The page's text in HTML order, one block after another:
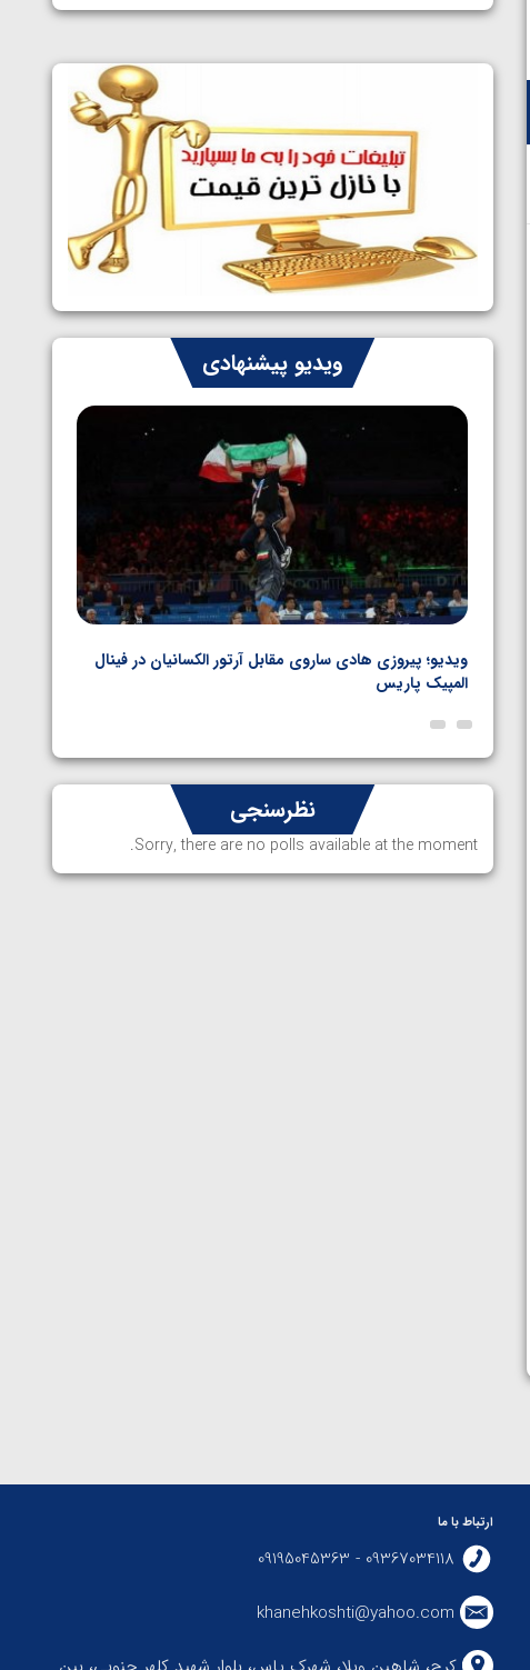
نمایندگان ایران مشخص شدند
سوم برای ایران
1405/05/07
ایران چشم به راه چهار مدال در پنج وزن
دوم کشتی فرنگی نوجوانان جهان
1405/05/06
ویدیو پیشنهادی
ویدیو؛ پیروزی هادی ساروی مقابل آرتور الکسانیان در فینال
المپیک پاریس
نظرسنجی
Sorry, there are no polls available at the moment.
ارتباط با ما
09367034118 - 09195045363
khanehkoshti@yahoo.com